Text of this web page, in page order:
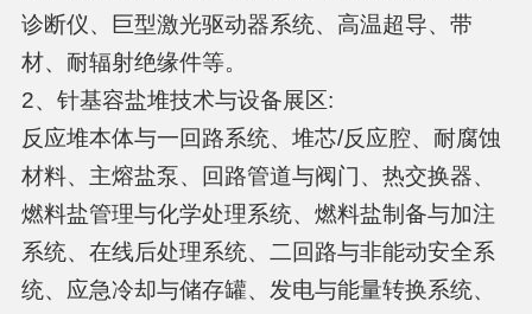
诊断仪、巨型激光驱动器系统、高温超导、带
材、耐辐射绝缘件等。
2、针基容盐堆技术与设备展区:
反应堆本体与一回路系统、堆芯/反应腔、耐腐蚀
材料、主熔盐泵、回路管道与阀门、热交换器、
燃料盐管理与化学处理系统、燃料盐制备与加注
系统、在线后处理系统、二回路与非能动安全系
统、应急冷却与储存罐、发电与能量转换系统、